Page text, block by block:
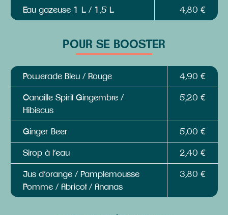
Eau gazeuse 1 L / 1,5 L 4,80 €
POUR SE BOOSTER
Powerade Bleu / Rouge 4,90 €
Canaille Spirit Gingembre /
Hibiscus
5,20 €
Ginger Beer 5,00 €
Sirop à l’eau 2,40 €
Jus d’orange / Pamplemousse
Pomme / Abricot / Ananas
3,80 €